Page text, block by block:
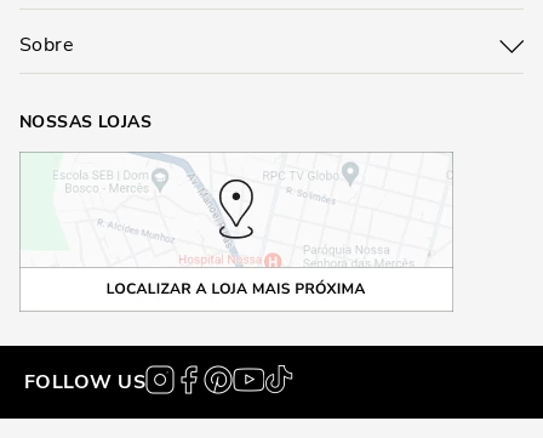
Sobre
NOSSAS LOJAS
FOLLOW US